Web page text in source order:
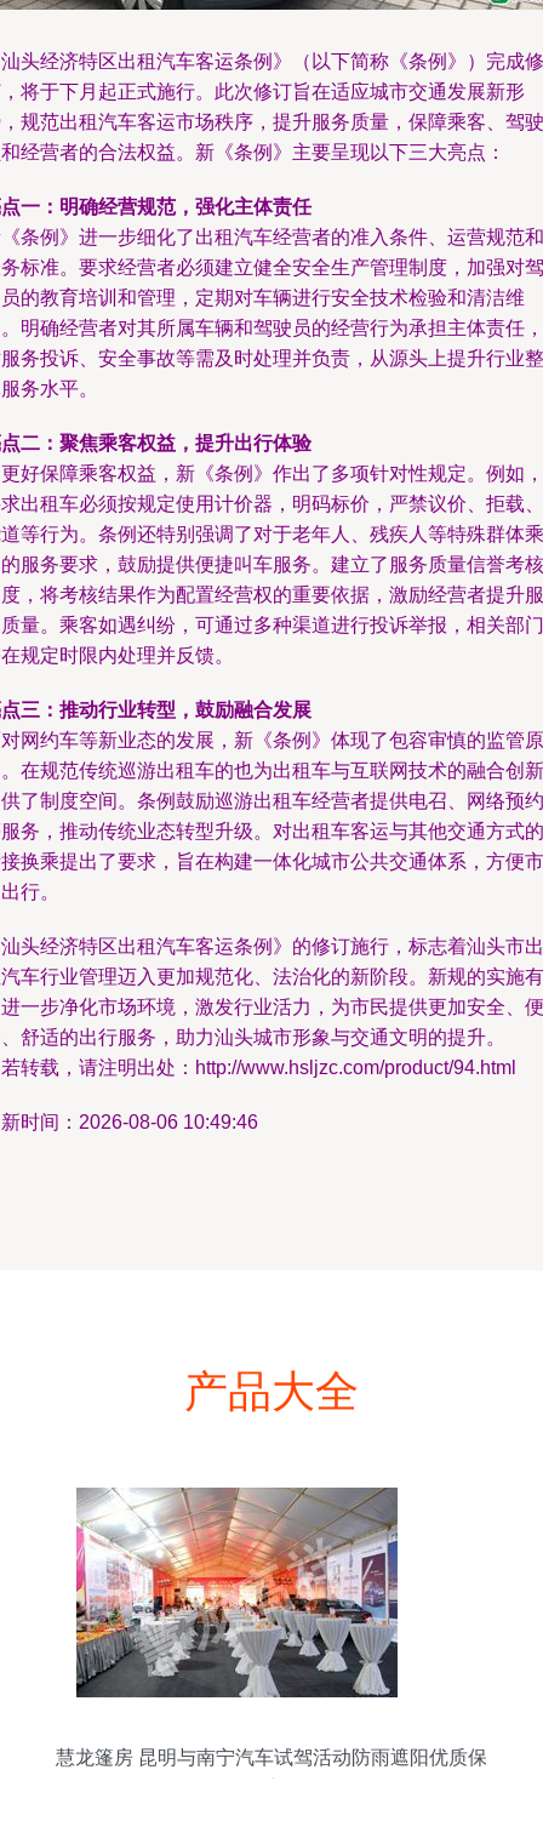
头经济特区出租汽车客运条例》（以下简称《条例》）完成修
将于下月起正式施行。此次修订旨在适应城市交通发展新形
规范出租汽车客运市场秩序，提升服务质量，保障乘客、驾驶
经营者的合法权益。新《条例》主要呈现以下三大亮点：
一：明确经营规范，强化主体责任
条例》进一步细化了出租汽车经营者的准入条件、运营规范和
标准。要求经营者必须建立健全安全生产管理制度，加强对驾
的教育培训和管理，定期对车辆进行安全技术检验和清洁维
明确经营者对其所属车辆和驾驶员的经营行为承担主体责任，
务投诉、安全事故等需及时处理并负责，从源头上提升行业整
务水平。
二：聚焦乘客权益，提升出行体验
好保障乘客权益，新《条例》作出了多项针对性规定。例如，
出租车必须按规定使用计价器，明码标价，严禁议价、拒载、
等行为。条例还特别强调了对于老年人、残疾人等特殊群体乘
服务要求，鼓励提供便捷叫车服务。建立了服务质量信誉考核
，将考核结果作为配置经营权的重要依据，激励经营者提升服
量。乘客如遇纠纷，可通过多种渠道进行投诉举报，相关部门
规定时限内处理并反馈。
三：推动行业转型，鼓励融合发展
网约车等新业态的发展，新《条例》体现了包容审慎的监管原
在规范传统巡游出租车的也为出租车与互联网技术的融合创新
了制度空间。条例鼓励巡游出租车经营者提供电召、网络预约
务，推动传统业态转型升级。对出租车客运与其他交通方式的
换乘提出了要求，旨在构建一体化城市公共交通体系，方便市
行。
头经济特区出租汽车客运条例》的修订施行，标志着汕头市出
车行业管理迈入更加规范化、法治化的新阶段。新规的实施有
一步净化市场环境，激发行业活力，为市民提供更加安全、便
舒适的出行服务，助力汕头城市形象与交通文明的提升。
转载，请注明出处：http://www.hsljzc.com/product/94.html
时间：2026-08-06 10:49:46
产品大全
慧龙篷房 昆明与南宁汽车试驾活动防雨遮阳优质保